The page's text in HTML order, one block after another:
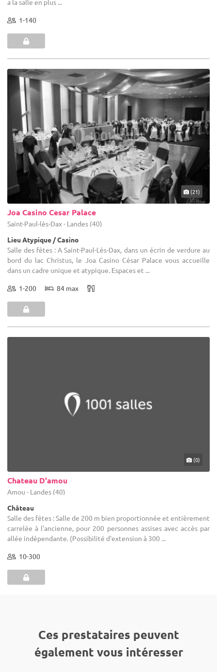
a la salle en plus ...
1-140
(21)
Joa Casino Cesar Palace
Saint-Paul-lès-Dax - Landes (40)
Lieu Atypique / Casino
Salle des fêtes : A Saint-Paul-Lès-Dax, dans un écrin de verdure au
bord du lac Christus, le Joa Casino César Palace vous accueille
dans un cadre unique et atypique. Espaces et ...
1-200 84 max
(0)
Chateau D'amou
Amou - Landes (40)
Château
Salle des fêtes : Salle de 200 m bien proportionnée et entièrement
carrelée à l'ancienne, pour 200 personnes assises avec accès par
allée indépendante. (Possibilité d'extension à 300 ...
10-300
Ces prestataires peuvent
également vous intéresser